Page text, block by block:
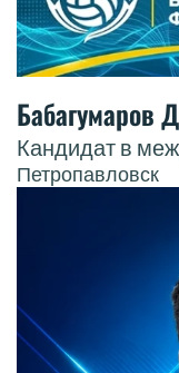
Бабагумаров
Кандидат в
Петропавловск